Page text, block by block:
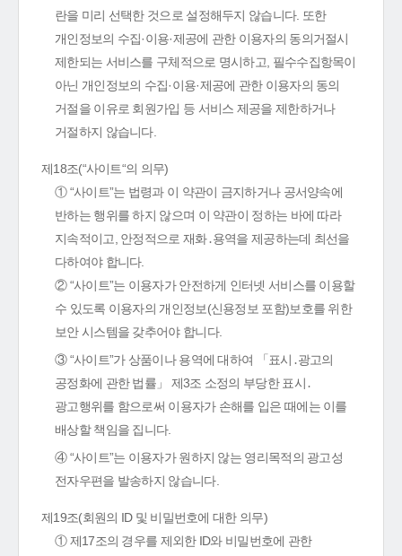
란을 미리 선택한 것으로 설정해두지 않습니다. 또한
개인정보의 수집·이용·제공에 관한 이용자의 동의거절시
제한되는 서비스를 구체적으로 명시하고, 필수수집항목이
아닌 개인정보의 수집·이용·제공에 관한 이용자의 동의
거절을 이유로 회원가입 등 서비스 제공을 제한하거나
거절하지 않습니다.
제18조(“사이트“의 의무)
① “사이트”는 법령과 이 약관이 금지하거나 공서양속에
반하는 행위를 하지 않으며 이 약관이 정하는 바에 따라
지속적이고, 안정적으로 재화․용역을 제공하는데 최선을
다하여야 합니다.
② “사이트”는 이용자가 안전하게 인터넷 서비스를 이용할
수 있도록 이용자의 개인정보(신용정보 포함)보호를 위한
보안 시스템을 갖추어야 합니다.
③ “사이트”가 상품이나 용역에 대하여 「표시․광고의
공정화에 관한 법률」 제3조 소정의 부당한 표시․
광고행위를 함으로써 이용자가 손해를 입은 때에는 이를
배상할 책임을 집니다.
④ “사이트”는 이용자가 원하지 않는 영리목적의 광고성
전자우편을 발송하지 않습니다.
제19조(회원의 ID 및 비밀번호에 대한 의무)
① 제17조의 경우를 제외한 ID와 비밀번호에 관한